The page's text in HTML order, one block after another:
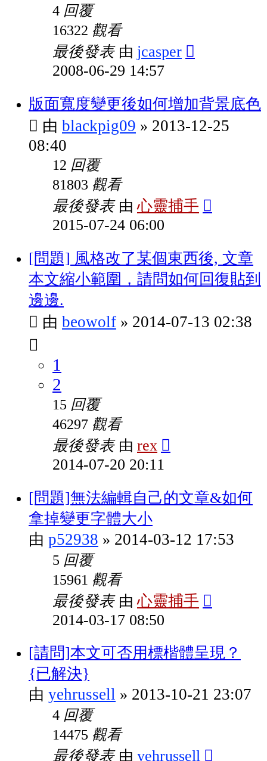
4 回覆
16322 觀看
最後發表 由 jcasper
2008-06-29 14:57
版面寬度變更後如何增加背景底色
由 blackpig09 » 2013-12-25
08:40
12 回覆
81803 觀看
最後發表 由心靈捕手
2015-07-24 06:00
[問題] 風格改了某個東西後, 文章
本文縮小範圍，請問如何回復貼到
邊邊.
由 beowolf » 2014-07-13 02:38
1
2
15 回覆
46297 觀看
最後發表 由 rex
2014-07-20 20:11
[問題]無法編輯自己的文章&如何
拿掉變更字體大小
由 p52938 » 2014-03-12 17:53
5 回覆
15961 觀看
最後發表 由心靈捕手
2014-03-17 08:50
[請問]本文可否用標楷體呈現？
{已解決}
由 yehrussell » 2013-10-21 23:07
4 回覆
14475 觀看
最後發表 由 yehrussell